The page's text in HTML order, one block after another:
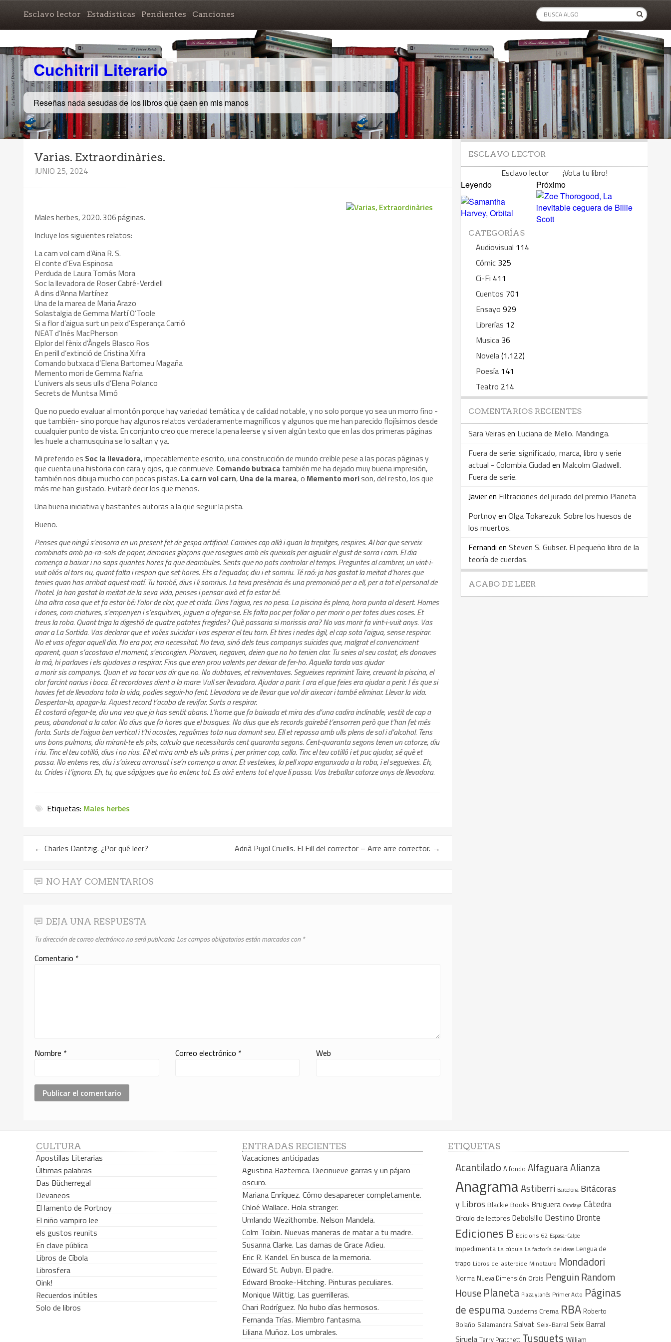
Esclavo lector Estadísticas Pendientes Canciones
Cuchitril Literario
Reseñas nada sesudas de los libros que caen en mis manos
Varias. Extraordinàries.
JUNIO 25, 2024
Males herbes, 2020. 306 páginas.
Incluye los siguientes relatos:
La carn vol carn d’Aina R. S.
El conte d’Eva Espinosa
Perduda de Laura Tomás Mora
Soc la llevadora de Roser Cabré-Verdiell
A dins d’Anna Martínez
Una de la marea de Maria Arazo
Solastalgia de Gemma Martí O’Toole
Si a flor d’aigua surt un peix d’Esperança Carrió
NEAT d’Inés MacPherson
Elplor del fènix d’Àngels Blasco Ros
En perill d’extinció de Cristina Xifra
Comando butxaca d’Elena Bartomeu Magaña
Memento mori de Gemma Nafria
L’univers als seus ulls d’Elena Polanco
Secrets de Muntsa Mimó
Que no puedo evaluar al montón porque hay variedad temática y de calidad notable, y no solo porque yo sea un morro fino -
que también- sino porque hay algunos relatos verdaderamente magníficos y algunos que me han parecido flojísimos desde
cuualquier punto de vista. En conjunto creo que merece la pena leerse y si ven algún texto que en las dos primeras páginas
les huele a chamusquina se lo saltan y ya.
Mi preferido es Soc la llevadora, impecablemente escrito, una construcción de mundo creíble pese a las pocas páginas y
que cuenta una historia con cara y ojos, que conmueve. Comando butxaca también me ha dejado muy buena impresión,
también nos dibuja mucho con pocas pistas. La carn vol carn, Una de la marea,o Memento morison, del resto, los que
más me han gustado. Evitaré decir los que menos.
Una buena iniciativa y bastantes autoras a la que seguir la pista.
Bueno.
Penses que ningú s’ensorra en un present fet de gespa artificial. Camines cap allà i quan la trepitges, respires. Al bar que serveix
combinats amb pa-ra-sols de paper, demanes glaçons que rosegues amb els queixals per aigualir el gust de sorra i carn. El dia
comença a baixar i no saps quantes hores fa que deambules. Sents que no pots controlar el temps. Preguntes al cambrer, un vint-i-
vuit oliós al tors nu, quant falta i respon que set hores. Ets a l’equador, diu i et somriu. Té raó: ja has gastat la meitat d’hores que
tenies quan has arribat aquest matí. Tu també, dius i li somrius. La teva presència és una premonició per a ell, per a tot el personal de
l’hotel. Ja han gastat la meitat de la seva vida, penses i pensar això et fa estar bé.
Una altra cosa que et fa estar bé: l’olor de clor, que et crida. Dins l’aigua, res no pesa. La piscina és plena, hora punta al desert. Homes
i dones, com criatures, s’empenyen i s’esquitxen, juguen a ofegar-se. Els falta poc per follar o per morir o per totes dues coses. Et
treus la roba. Quant triga la digestió de quatre patates fregides? Què passaria si morissis ara? No vas morir fa vint-i-vuit anys. Vas
anar a La Sortida. Vas declarar que et volies suïcidar i vas esperar el teu torn. Et tires i nedes àgil, el cap sota l’aigua, sense respirar.
No et vas ofegar aquell dia. No era por, era necessitat. No teva, sinó dels teus companys suïcides que, malgrat el convenciment
aparent, quan s’acostava el moment, s’encongien. Ploraven, negaven, deien que no ho tenien clar. Tu seies al seu costat, els donaves
la mà, hi parlaves i els ajudaves a respirar. Fins que eren prou valents per deixar de fer-ho. Aquella tarda vas ajudar
a morir sis companys. Quan et va tocar vas dir que no. No dubtaves, et reinventaves. Segueixes reprimint Taire, creuant la piscina, el
clor farcint narius i boca. Et recordaves dient a la mare: Vull ser llevadora. Ajudar a parir. I ara el que feies era ajudar a perir. I és que si
havies fet de llevadora tota la vida, podies seguir-ho fent. Llevadora ve de llevar que vol dir aixecar i també eliminar. Llevar la vida.
Despertar-la, apagar-la. Aquest record t’acaba de revifar. Surts a respirar.
Et costará ofegar-te, diu una veu que ja has sentit abans. L’home que fa baixada et mira des d’una cadira inclinable, vestit de cap a
peus, abandonat a la calor. No dius que fa hores que el busques. No dius que els records gairebé t’ensorren però que t’han fet més
forta. Surts de l’aigua ben vertical i t’hi acostes, regalimes tota nua damunt seu. Ell et repassa amb ulls plens de sol i d’alcohol. Tens
uns bons pulmons, diu mirant-te els pits, calculo que necessitaràs cent quaranta segons. Cent-quaranta segons tenen un catorze, diu
i riu. Tinc el teu cotilló, dius i no rius. Ell et mira amb els ulls prims i, per primer cop, calla. Tinc el teu cotilló i et puc ajudar, sé què et
passa. No entens res, diu i s’aixeca arronsat i se’n comença a anar. Et vesteixes, la pell xopa enganxada a la roba, i el segueixes. Eh,
tu. Crides i t’ignora. Eh, tu, que sàpigues que ho entenc tot. Es així: entens tot el que li passa. Vas treballar catorze anys de llevadora.
Etiquetas: Males herbes
← Charles Dantzig. ¿Por qué leer? Adrià Pujol Cruells. El Fill del corrector – Arre arre corrector. →
NO HAY COMENTARIOS
DEJA UNA RESPUESTA
Tu dirección de correo electrónico no será publicada.Los campos obligatorios están marcados con *
Comentario *
Nombre * Correo electrónico * Web
ESCLAVO LECTOR
Esclavo lector ¡Vota tu libro!
Leyendo Próximo
CATEGORÍAS
Audiovisual 114
Cómic 325
Ci-Fi 411
Cuentos 701
Ensayo 929
Librerías 12
Musica 36
Novela(1.122)
Poesía 141
Teatro 214
COMENTARIOS RECIENTES
Sara Veiras en Luciana de Mello. Mandinga.
Fuera de serie: significado, marca, libro y serie
actual - Colombia Ciudad en Malcolm Gladwell.
Fuera de serie.
Javieren Filtraciones del jurado del premio Planeta
Portnoyen Olga Tokarezuk. Sobre los huesos de
los muertos.
Fernandi en Steven S. Gubser. El pequeño libro de la
teoría de cuerdas.
ACABO DE LEER
CULTURA
Apostillas Literarias
Últimas palabras
Das Bücherregal
Devaneos
El lamento de Portnoy
El niño vampiro lee
els gustos reunits
En clave pública
Libros de Cíbola
Librosfera
Oink!
Recuerdos inútiles
Solo de libros
ENTRADAS RECIENTES
Vacaciones anticipadas
Agustina Bazterrica. Diecinueve garras y un pájaro
oscuro.
Mariana Enríquez. Cómo desaparecer completamente.
Chloé Wallace. Hola stranger.
Umlando Wezithombe. Nelson Mandela.
Colm Toibin. Nuevas maneras de matar a tu madre.
Susanna Clarke. Las damas de Grace Adieu.
Eric R. Kandel. En busca de la memoria.
Edward St. Aubyn. El padre.
Edward Brooke-Hitching. Pinturas peculiares.
Monique Wittig. Las guerrilleras.
Chari Rodríguez. No hubo días hermosos.
Fernanda Trías. Miembro fantasma.
Liliana Muñoz. Los umbrales.
ETIQUETAS
Acantilado A fondo AlfaguaraAlianza
AnagramaAstiberri Barcelona Bitácoras
y Libros Blackie Books Bruguera Candaya Cátedra
Círculo de lectores Debols!llo Destino Dronte
Ediciones B Edicions 62 Espasa-Calpe
Impedimenta La cúpula La factoría de ideas Lengua de
trapo Libros del asteroide Minotauro Mondadori
Norma Nueva Dimensión Orbis Penguin Random
House Planeta Plaza y Janés Primer Acto Páginas
de espumaQuaderns Crema RBA Roberto
Bolaño Salamandra Salvat Seix-Barral Seix Barral
Siruela Terry Pratchett Tusquets William